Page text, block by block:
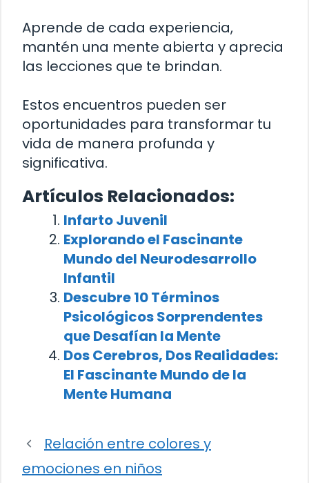
Aprende de cada experiencia,
mantén una mente abierta y aprecia
las lecciones que te brindan.
Estos encuentros pueden ser
oportunidades para transformar tu
vida de manera profunda y
significativa.
Artículos Relacionados:
Infarto Juvenil
Explorando el Fascinante
Mundo del Neurodesarrollo
Infantil
Descubre 10 Términos
Psicológicos Sorprendentes
que Desafían la Mente
Dos Cerebros, Dos Realidades:
El Fascinante Mundo de la
Mente Humana
Relación entre colores y
emociones en niños